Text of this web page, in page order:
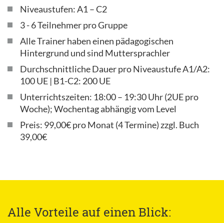
Niveaustufen: A1 – C2
3 - 6 Teilnehmer pro Gruppe
Alle Trainer haben einen pädagogischen
Hintergrund und sind Muttersprachler
Durchschnittliche Dauer pro Niveaustufe A1/A2:
100 UE | B1-C2: 200 UE
Unterrichtszeiten: 18:00 – 19:30 Uhr (2UE pro
Woche); Wochentag abhängig vom Level
Preis: 99,00€ pro Monat (4 Termine) zzgl. Buch
39,00€
Alle Vorteile auf einen Blick: